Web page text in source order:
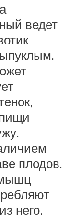
ведет
плодов.
него.